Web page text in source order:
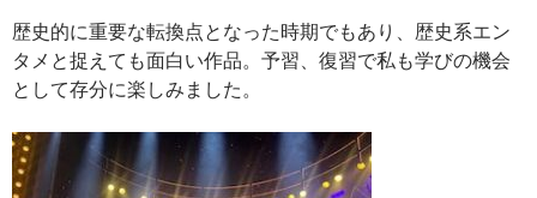
歴史的に重要な転換点となった時期でもあり、歴史系エン
タメと捉えても面白い作品。予習、復習で私も学びの機会
として存分に楽しみました。